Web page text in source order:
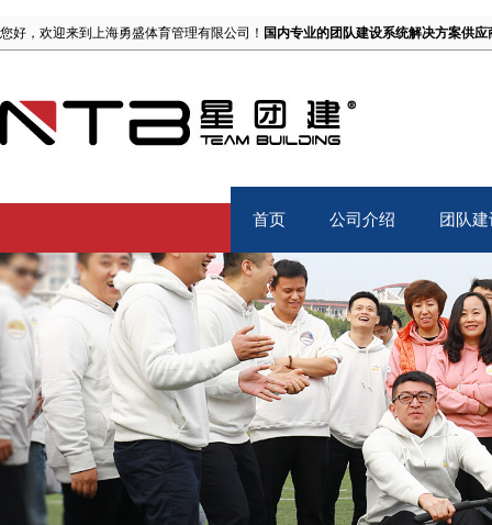
您好，欢迎来到上海勇盛体育管理有限公司！ 国内专业的团队建设系统解决方案供应
首页
Home
公司介绍
About
团队
TB